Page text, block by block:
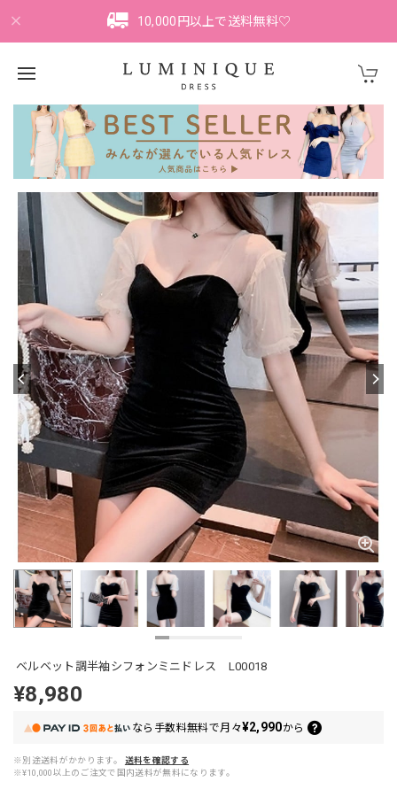
10,000円以上で送料無料♡
ベルベット調半袖シフォンミニドレス L00018
¥8,980
なら 手数料無料で月々¥2,990から
※別途送料がかかります。
送料を確認する
※¥10,000以上のご注文で国内送料が無料になります。